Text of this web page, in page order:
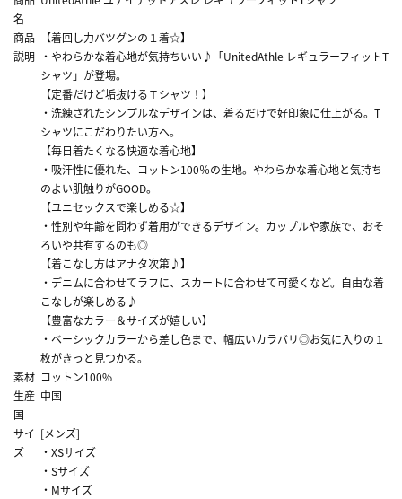
名
商品
説明
【着回し力バツグンの１着☆】
・やわらかな着心地が気持ちいい♪「UnitedAthle レギュラーフィットT
シャツ」が登場。
【定番だけど垢抜けるＴシャツ！】
・洗練されたシンプルなデザインは、着るだけで好印象に仕上がる。T
シャツにこだわりたい方へ。
【毎日着たくなる快適な着心地】
・吸汗性に優れた、コットン100％の生地。やわらかな着心地と気持ち
のよい肌触りがGOOD。
【ユニセックスで楽しめる☆】
・性別や年齢を問わず着用ができるデザイン。カップルや家族で、おそ
ろいや共有するのも◎
【着こなし方はアナタ次第♪】
・デニムに合わせてラフに、スカートに合わせて可愛くなど。自由な着
こなしが楽しめる♪
【豊富なカラー＆サイズが嬉しい】
・ベーシックカラーから差し色まで、幅広いカラバリ◎お気に入りの１
枚がきっと見つかる。
素材 コットン100%
生産
国
中国
サイ
ズ
[メンズ]
・XSサイズ
・Sサイズ
・Mサイズ